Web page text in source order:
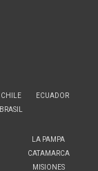
CHILE
BRASIL
ECUADOR
LA PAMPA
CATAMARCA
MISIONES